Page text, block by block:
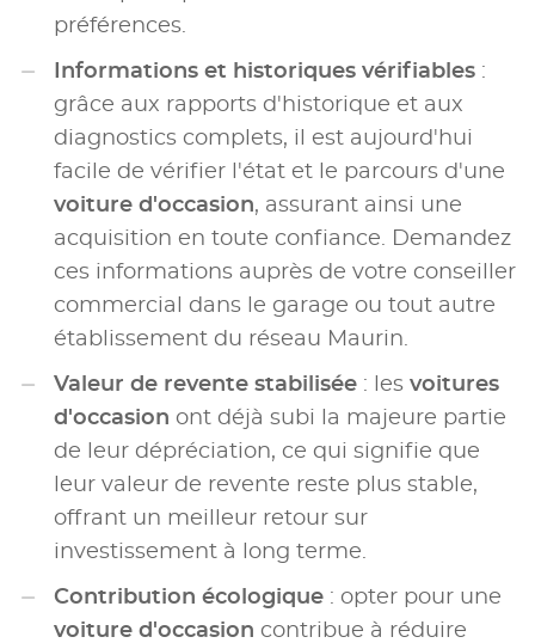
préférences.
Informations et historiques vérifiables :
grâce aux rapports d'historique et aux
diagnostics complets, il est aujourd'hui
facile de vérifier l'état et le parcours d'une
voiture d'occasion, assurant ainsi une
acquisition en toute confiance. Demandez
ces informations auprès de votre conseiller
commercial dans le garage ou tout autre
établissement du réseau Maurin.
Valeur de revente stabilisée : les voitures
d'occasion ont déjà subi la majeure partie
de leur dépréciation, ce qui signifie que
leur valeur de revente reste plus stable,
offrant un meilleur retour sur
investissement à long terme.
Contribution écologique : opter pour une
voiture d'occasion contribue à réduire